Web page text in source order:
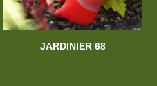
JARDINIER 68